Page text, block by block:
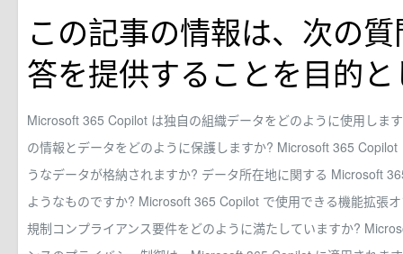
この記事の情報は、次の
答を提供することを目的
Microsoft 365 Copilot は独自の組織データをどのように使用しま
の情報とデータをどのように保護しますか? Microsoft 365 Copilot
うなデータが格納されますか? データ所在地に関する Microsoft
ようなものですか? Microsoft 365 Copilot で使用できる機能拡張
規制コンプライアンス要件をどのように満たしていますか?